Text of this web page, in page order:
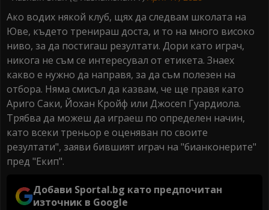
Ако водих някой клуб, щях да следвам школата на
Юве, където тренираш доста, и то на много високо
ниво, за да постигаш резултати. Дори като играч,
никога не съм се интересувал от етикета. Знаех
какво е нужно да направя, за да съм полезен на
отбора. Няма смисъл да казвам, че ще правя като
Ариго Саки, Йохан Кройф или Джосеп Гуардиола.
Трябва да можеш да играеш по определен начин,
като всеки треньор е оценяван по своите
резултати", заяви бившият играч на "бианконерите"
пред "Екип".
Добави Sportal.bg като предпочитан
източник в Google